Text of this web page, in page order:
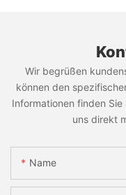
Wir begrüßen
können den
Informationen finden
uns direkt
Name